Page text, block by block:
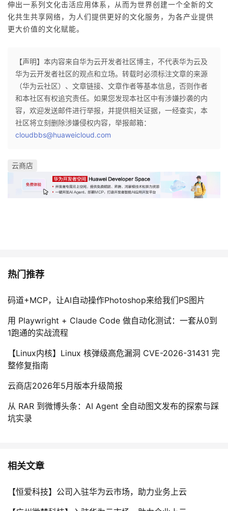
伸出一系列文化击活应用体系，从而为世界创建一个全新的文
化共生共享网络，为人们提供更好的文化服务，为各产业提供
更大价值的文化赋能。
【声明】本内容来自华为云开发者社区博主，不代表华为云及
华为云开发者社区的观点和立场。转载时必须标注文章的来源
（华为云社区）、文章链接、文章作者等基本信息，否则作者
和本社区有权追究责任。如果您发现本社区中有涉嫌抄袭的内
容，欢迎发送邮件进行举报，并提供相关证据，一经查实，本
社区将立刻删除涉嫌侵权内容，举报邮箱：
cloudbbs@huaweicloud.com
云商店
热门推荐
码道+MCP，让AI自动操作Photoshop来给我们PS图片
用 Playwright + Claude Code 做自动化测试：一套从0到
1跑通的实战流程
【Linux内核】Linux 核弹级高危漏洞 CVE-2026-31431 完
整修复指南
云商店2026年5月版本升级简报
从 RAR 到微博头条：AI Agent 全自动图文发布的探索与踩
坑实录
相关文章
【恒爱科技】公司入驻华为云市场，助力业务上云